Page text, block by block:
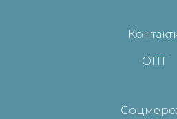
ОПТ